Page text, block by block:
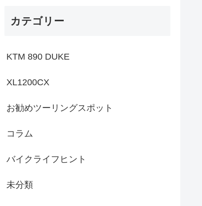
カテゴリー
KTM 890 DUKE
XL1200CX
お勧めツーリングスポット
コラム
バイクライフヒント
未分類